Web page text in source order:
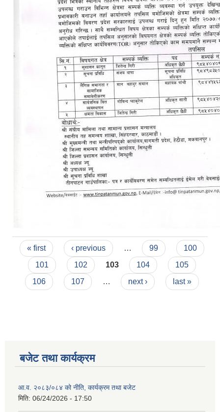
Pages
« first ‹ previous … 99
100
101
102 103 104
105
106
107 … next › last »
बजेट तथा कार्यक्रम
आ.व. २०८३/०८४ को नीति, कार्यक्रम तथा बजेट
मिति: 06/24/2026 - 17:50